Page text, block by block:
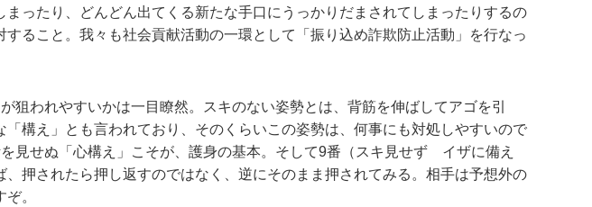
ったり、どんどん出てくる新たな手口にうっかりだまされてしまったりするの
ること。我々も社会貢献活動の一環として「振り込め詐欺防止活動」を行なっ
われやすいかは一目瞭然。スキのない姿勢とは、背筋を伸ばしてアゴを引
構え」とも言われており、そのくらいこの姿勢は、何事にも対処しやすいので
せぬ「心構え」こそが、護身の基本。そして9番（スキ見せず イザに備え
押されたら押し返すのではなく、逆にそのまま押されてみる。相手は予想外の
。